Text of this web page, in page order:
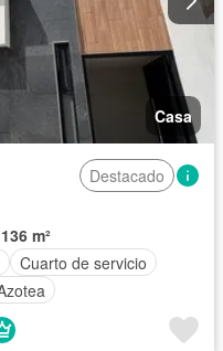
Casa
Destacado
136 m²
Cuarto de servicio